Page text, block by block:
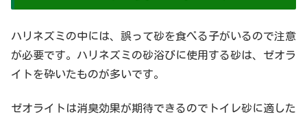
ハリネズミの中には、誤って砂を食べる子がいるので注意
が必要です。ハリネズミの砂浴びに使用する砂は、ゼオラ
イトを砕いたものが多いです。
ゼオライトは消臭効果が期待できるのでトイレ砂に適した